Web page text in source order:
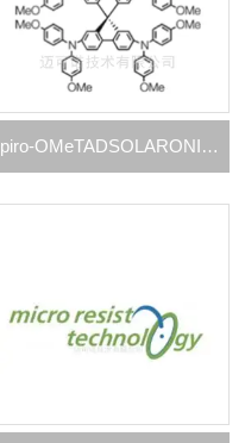
Spiro-OMeTADSOLARONIX钙钛矿空穴传输层